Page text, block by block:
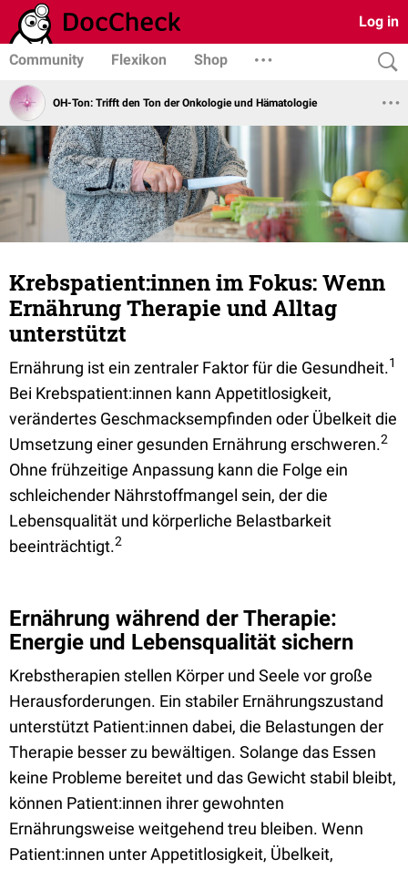
Log in
Community Flexikon Shop
OH-Ton: Trifft den Ton der Onkologie und Hämatologie
Krebspatient:innen im Fokus: Wenn
Ernährung Therapie und Alltag
unterstützt
Ernährung ist ein zentraler Faktor für die Gesundheit.1
Bei Krebspatient:innen kann Appetitlosigkeit,
verändertes Geschmacksempfinden oder Übelkeit die
Umsetzung einer gesunden Ernährung erschweren.2
Ohne frühzeitige Anpassung kann die Folge ein
schleichender Nährstoffmangel sein, der die
Lebensqualität und körperliche Belastbarkeit
beeinträchtigt.2
Ernährung während der Therapie:
Energie und Lebensqualität sichern
Krebstherapien stellen Körper und Seele vor große
Herausforderungen. Ein stabiler Ernährungszustand
unterstützt Patient:innen dabei, die Belastungen der
Therapie besser zu bewältigen. Solange das Essen
keine Probleme bereitet und das Gewicht stabil bleibt,
können Patient:innen ihrer gewohnten
Ernährungsweise weitgehend treu bleiben. Wenn
Patient:innen unter Appetitlosigkeit, Übelkeit,